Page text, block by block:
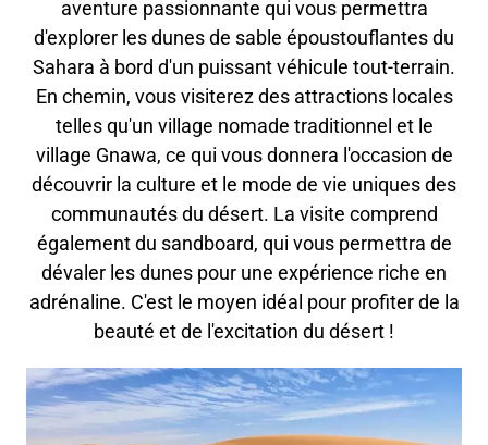
aventure passionnante qui vous permettra
d'explorer les dunes de sable époustouflantes du
Sahara à bord d'un puissant véhicule tout-terrain.
En chemin, vous visiterez des attractions locales
telles qu'un village nomade traditionnel et le
village Gnawa, ce qui vous donnera l'occasion de
découvrir la culture et le mode de vie uniques des
communautés du désert. La visite comprend
également du sandboard, qui vous permettra de
dévaler les dunes pour une expérience riche en
adrénaline. C'est le moyen idéal pour profiter de la
beauté et de l'excitation du désert !